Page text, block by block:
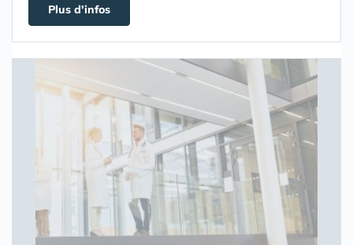
Plus d'infos